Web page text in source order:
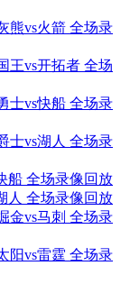
熊vs火箭 全场录
王vs开拓者 全场
士vs快船 全场录
士vs湖人 全场录
船 全场录像回放
人 全场录像回放
金vs马刺 全场录
阳vs雷霆 全场录